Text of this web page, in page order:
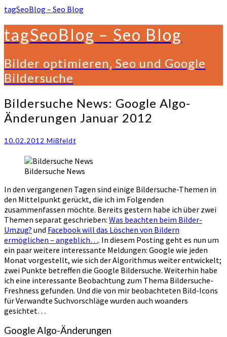
tagSeoBlog – Seo Blog
tagSeoBlog – Seo Blog
Bilder optimieren, Seo und Google
Bildersuche
Bildersuche
News:
Google
Änderungen
Bildersuche News: Google Algo-
Änderungen Januar 2012
10.02.2012 Mißfeldt
Bildersuche News
In den vergangenen Tagen sind einige Bildersuche-Themen in
den Mittelpunkt gerückt, die ich im Folgenden
zusammenfassen möchte. Bereits gestern habe ich über zwei
Themen separat geschrieben: Was beachten beim Bilder-
Umzug? und Facebook will das Löschen von Bildern
ermöglichen – angeblich…. In diesem Posting geht es nun um
ein paar weitere interessante Meldungen: Google wie jeden
Monat vorgestellt, wie sich der Algorithmus weiter entwickelt;
zwei Punkte betreffen die Google Bildersuche. Weiterhin habe
ich eine interessante Beobachtung zum Thema Bildersuche-
Freshness gefunden. Und die von mir beobachteten Bild-Icons
für Verwandte Suchvorschläge wurden auch woanders
gesichtet…
Google Algo-Änderungen